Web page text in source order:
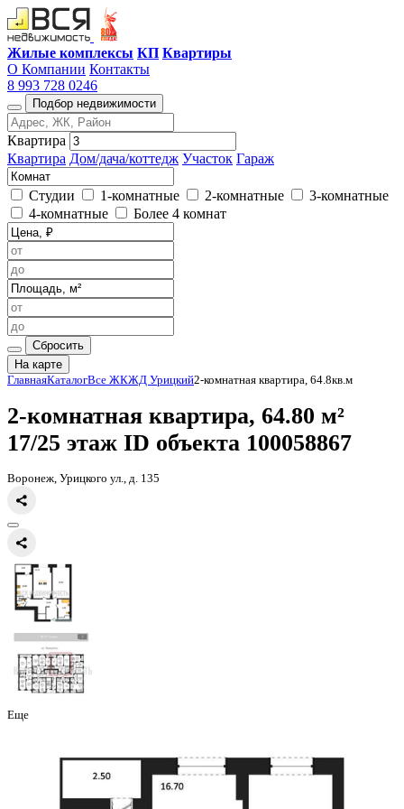
Жилые комплексы КП Квартиры
О Компании Контакты
8 993 728 0246
Подбор недвижимости
Квартира
Квартира Дом/дача/коттедж Участок Гараж
Студии 1-комнатные 2-комнатные
3-комнатные
4-комнатные
Более 4 комнат
Сбросить
На карте
Главная Каталог Все ЖК
2-комнатная квартира, 64.80
17/25 этаж
Воронеж, Урицкого ул., д. 135